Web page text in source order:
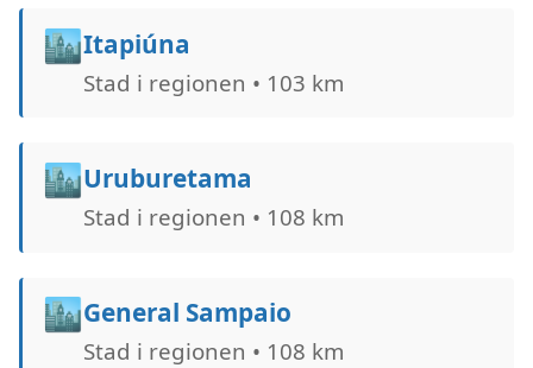
🏙️Itapiúna
Stad i regionen • 103 km
🏙️Uruburetama
Stad i regionen • 108 km
🏙️General Sampaio
Stad i regionen • 108 km